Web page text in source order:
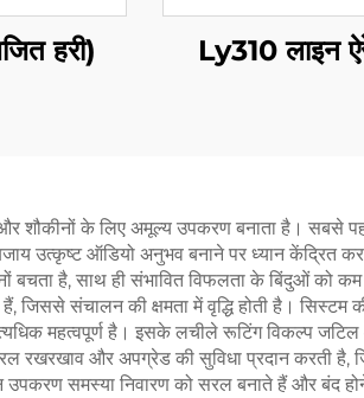
हरी) Ly310 लाइन
शौकीनों के लिए अमूल्य उपकरण बनाता है। सबसे
उत्कृष्ट ऑडियो अनुभव बनाने पर ध्यान केंद्रित
है, साथ ही संभावित विफलता के बिंदुओं को कम
संचालन की क्षमता में वृद्धि होती है। सिस्टम
महत्वपूर्ण है। इसके लचीले रूटिंग विकल्प
रखरखाव और अपग्रेड की सुविधा प्रदान करती है,
समस्या निवारण को सरल बनाते हैं और बंद